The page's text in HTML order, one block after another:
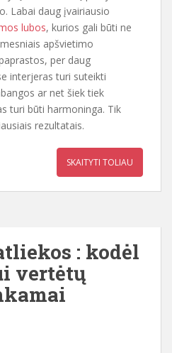
Labai daug įvairiausio
lubos, kurios gali būti ne
apšvietimo
per daug
interjeras turi suteikti
ar net šiek tiek
turi būti harmoninga. Tik
rezultatais.
SKAITYTI TOLIAU
: kodėl
vertėtų